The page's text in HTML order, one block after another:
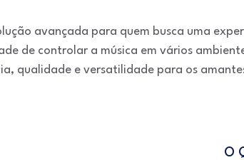
avançada para quem busca uma
de controlar a música em vários
qualidade e versatilidade para os
O